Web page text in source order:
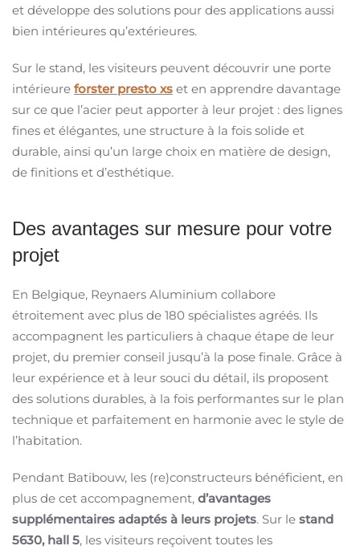
et développe des solutions pour des applications aussi
bien intérieures qu’extérieures.
Sur le stand, les visiteurs peuvent découvrir une porte
intérieure forster presto xs et en apprendre davantage
sur ce que l’acier peut apporter à leur projet : des lignes
fines et élégantes, une structure à la fois solide et
durable, ainsi qu’un large choix en matière de design,
de finitions et d’esthétique.
Des avantages sur mesure pour votre
projet
En Belgique, Reynaers Aluminium collabore
étroitement avec plus de 180 spécialistes agréés. Ils
accompagnent les particuliers à chaque étape de leur
projet, du premier conseil jusqu’à la pose finale. Grâce à
leur expérience et à leur souci du détail, ils proposent
des solutions durables, à la fois performantes sur le plan
technique et parfaitement en harmonie avec le style de
l’habitation.
Pendant Batibouw, les (re)constructeurs bénéficient, en
plus de cet accompagnement, d’avantages
supplémentaires adaptés à leurs projets. Sur le stand
5630, hall 5, les visiteurs reçoivent toutes les